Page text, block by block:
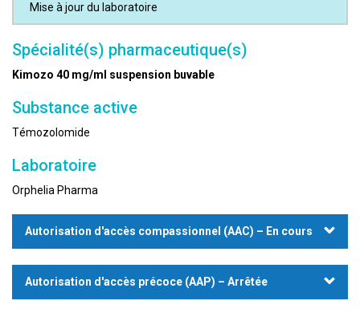
Mise à jour du laboratoire
Spécialité(s) pharmaceutique(s)
Kimozo 40 mg/ml suspension buvable
Substance active
Témozolomide
Laboratoire
Orphelia Pharma
Autorisation d'accès compassionnel (AAC) – En cours
Autorisation d'accès précoce (AAP) – Arrêtée